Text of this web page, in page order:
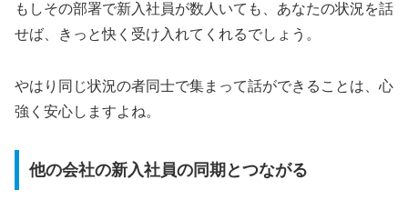
もしその部署で新入社員が数人いても、あなたの状況を話
せば、きっと快く受け入れてくれるでしょう。
やはり同じ状況の者同士で集まって話ができることは、心
強く安心しますよね。
他の会社の新入社員の同期とつながる